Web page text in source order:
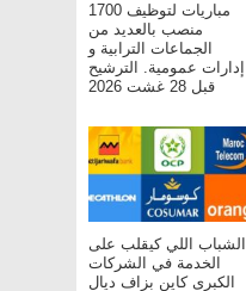
مباريات لتوظيف 1700
منصب بالعديد من
الجماعات الترابية و
إدارات عمومية. الترشيح
قبل 28 غشت 2026
الشباب اللي كيقلب على
الخدمة في الشركات
الكبرى كاين بزاف ديال